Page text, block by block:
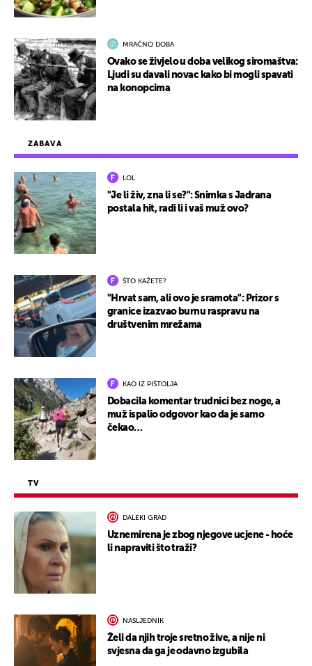
ZABAVA
LOL
"Je li živ, zna li se?": Snimka s Jadrana
postala hit, radi li i vaš muž ovo?
ŠTO KAŽETE?
"Hrvat sam, ali ovo je sramota": Prizor s
granice izazvao burnu raspravu na
društvenim mrežama
KAO IZ PIŠTOLJA
Dobacila komentar trudnici bez noge, a
muž ispalio odgovor kao da je samo
čekao…
TV
DALEKI GRAD
Uznemirena je zbog njegove ucjene - hoće
li napraviti što traži?
NASLJEDNIK
Želi da njih troje sretno žive, a nije ni
svjesna da ga je odavno izgubila
MRAČNO DOBA
Ovako se živjelo u doba velikog siromaštva:
Ljudi su davali novac kako bi mogli spavati
na konopcima